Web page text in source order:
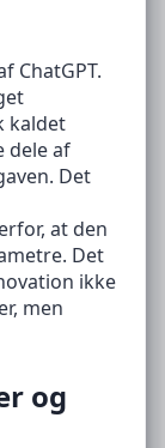
ChatGPT.
kaldet
dele af
Det
at den
Det
ikke
men
og